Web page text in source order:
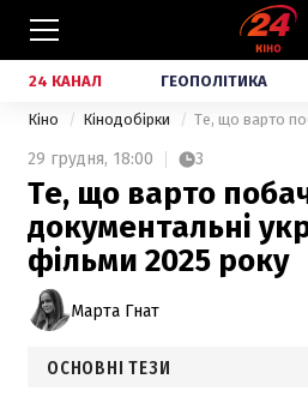
24 КАНАЛ ГЕОПОЛІТИКА
Кіно Кінодобірки
29 грудня, 18:00 3
Те, що варто
документальні
фільми 2025 року
Марта Гнат
ОСНОВНІ ТЕЗИ